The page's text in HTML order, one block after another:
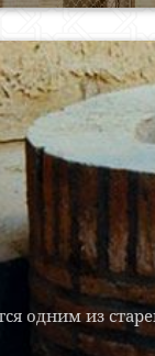
одним из